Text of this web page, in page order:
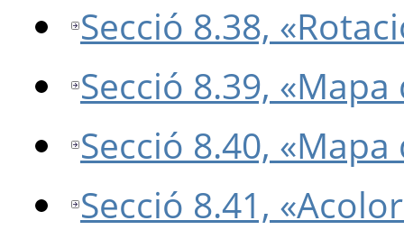
Secció 8.38,
Secció 8.39,
Secció 8.40,
Secció 8.41,